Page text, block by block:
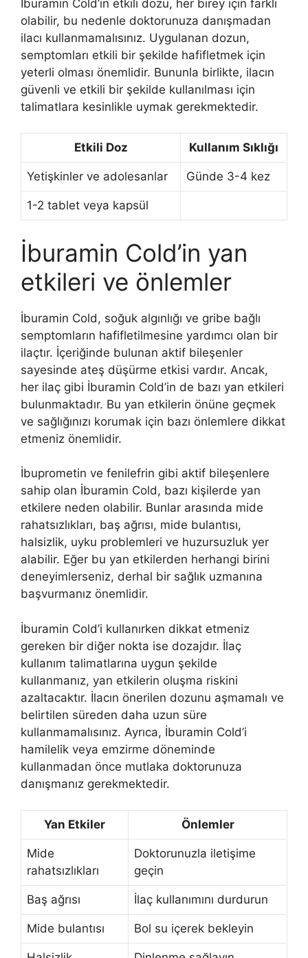
İburamin Cold’in etkili dozu, her birey için farklı
olabilir, bu nedenle doktorunuza danışmadan
ilacı kullanmamalısınız. Uygulanan dozun,
semptomları etkili bir şekilde hafifletmek için
yeterli olması önemlidir. Bununla birlikte, ilacın
güvenli ve etkili bir şekilde kullanılması için
talimatlara kesinlikle uymak gerekmektedir.
Etkili Doz Kullanım Sıklığı
Yetişkinler ve adolesanlar Günde 3-4 kez
1-2 tablet veya kapsül
İburamin Cold’in yan
etkileri ve önlemler
İburamin Cold, soğuk algınlığı ve gribe bağlı
semptomların hafifletilmesine yardımcı olan bir
ilaçtır. İçeriğinde bulunan aktif bileşenler
sayesinde ateş düşürme etkisi vardır. Ancak,
her ilaç gibi İburamin Cold’in de bazı yan etkileri
bulunmaktadır. Bu yan etkilerin önüne geçmek
ve sağlığınızı korumak için bazı önlemlere dikkat
etmeniz önemlidir.
İbuprometin ve fenilefrin gibi aktif bileşenlere
sahip olan İburamin Cold, bazı kişilerde yan
etkilere neden olabilir. Bunlar arasında mide
rahatsızlıkları, baş ağrısı, mide bulantısı,
halsizlik, uyku problemleri ve huzursuzluk yer
alabilir. Eğer bu yan etkilerden herhangi birini
deneyimlerseniz, derhal bir sağlık uzmanına
başvurmanız önemlidir.
İburamin Cold’i kullanırken dikkat etmeniz
gereken bir diğer nokta ise dozajdır. İlaç
kullanım talimatlarına uygun şekilde
kullanmanız, yan etkilerin oluşma riskini
azaltacaktır. İlacın önerilen dozunu aşmamalı ve
belirtilen süreden daha uzun süre
kullanmamalısınız. Ayrıca, İburamin Cold’i
hamilelik veya emzirme döneminde
kullanmadan önce mutlaka doktorunuza
danışmanız gerekmektedir.
Yan Etkiler Önlemler
Mide
rahatsızlıkları
Doktorunuzla iletişime
geçin
Baş ağrısı İlaç kullanımını durdurun
Mide bulantısı Bol su içerek bekleyin